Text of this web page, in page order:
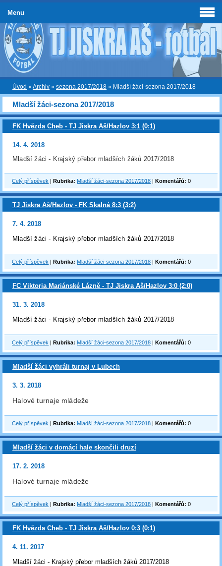
Úvod »Archiv » sezona 2017/2018 » Mladší žáci-sezona 2017/2018
Mladší žáci-sezona 2017/2018
FK Hvězda Cheb - TJ Jiskra Aš/Hazlov 3:1 (0:1)
14. 4. 2018
Mladší žáci - Krajský přebor mladších žáků 2017/2018
Celý příspěvek |Rubrika: Mladší žáci-sezona 2017/2018 |Komentářů: 0
TJ Jiskra Aš/Hazlov - FK Skalná 8:3 (3:2)
7. 4. 2018
Mladší žáci - Krajský přebor mladších žáků 2017/2018
Celý příspěvek |Rubrika: Mladší žáci-sezona 2017/2018 |Komentářů: 0
FC Viktoria Mariánské Lázně - TJ Jiskra Aš/Hazlov 3:0 (2:0)
31. 3. 2018
Mladší žáci - Krajský přebor mladších žáků 2017/2018
Celý příspěvek |Rubrika: Mladší žáci-sezona 2017/2018 |Komentářů: 0
Mladší žáci vyhráli turnaj v Lubech
3. 3. 2018
Halové turnaje mládeže
Celý příspěvek |Rubrika: Mladší žáci-sezona 2017/2018 |Komentářů: 0
Mladší žáci v domácí hale skončili druzí
17. 2. 2018
Halové turnaje mládeže
Celý příspěvek |Rubrika: Mladší žáci-sezona 2017/2018 |Komentářů: 0
FK Hvězda Cheb - TJ Jiskra Aš/Hazlov 0:3 (0:1)
4. 11. 2017
Mladší žáci - Krajský přebor mladších žáků 2017/2018
Menu